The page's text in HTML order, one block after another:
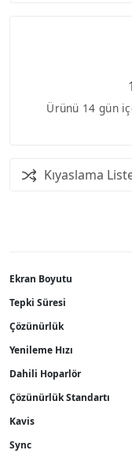
Ürünü 14 gün
Kıyaslama
Ekran Boyutu
Tepki Süresi
Çözünürlük
Yenileme Hızı
Dahili Hoparlör
Çözünürlük Standartı
Kavis
Sync